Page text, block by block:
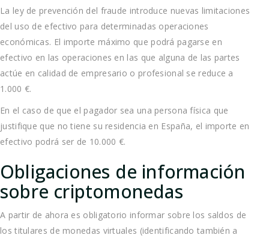
La ley de prevención del fraude introduce nuevas limitaciones
del uso de efectivo para determinadas operaciones
económicas. El importe máximo que podrá pagarse en
efectivo en las operaciones en las que alguna de las partes
actúe en calidad de empresario o profesional se reduce a
1.000 €.
En el caso de que el pagador sea una persona física que
justifique que no tiene su residencia en España, el importe en
efectivo podrá ser de 10.000 €.
Obligaciones de información
sobre criptomonedas
A partir de ahora es obligatorio informar sobre los saldos de
los titulares de monedas virtuales (identificando también a